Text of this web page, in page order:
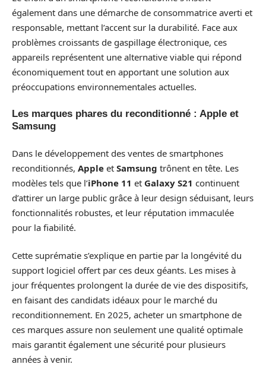
également dans une démarche de consommatrice averti et
responsable, mettant l’accent sur la durabilité. Face aux
problèmes croissants de gaspillage électronique, ces
appareils représentent une alternative viable qui répond
économiquement tout en apportant une solution aux
préoccupations environnementales actuelles.
Les marques phares du reconditionné : Apple et
Samsung
Dans le développement des ventes de smartphones
reconditionnés, Apple et Samsung trônent en tête. Les
modèles tels que l’iPhone 11 et Galaxy S21 continuent
d’attirer un large public grâce à leur design séduisant, leurs
fonctionnalités robustes, et leur réputation immaculée
pour la fiabilité.
Cette suprématie s’explique en partie par la longévité du
support logiciel offert par ces deux géants. Les mises à
jour fréquentes prolongent la durée de vie des dispositifs,
en faisant des candidats idéaux pour le marché du
reconditionnement. En 2025, acheter un smartphone de
ces marques assure non seulement une qualité optimale
mais garantit également une sécurité pour plusieurs
années à venir.